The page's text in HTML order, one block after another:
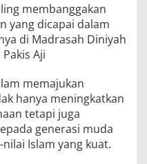
membanggakan
yang dicapai dalam
di Madrasah Diniyah
Aji
memajukan
hanya meningkatkan
tetapi juga
generasi muda
Islam yang kuat.